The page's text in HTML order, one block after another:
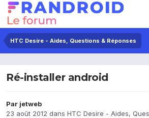
HTC Desire - Aides, Questions & Réponses
Ré-installer android
Par jetweb
23 août 2012 dans HTC Desire - Aides,